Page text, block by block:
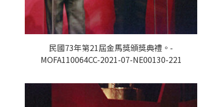
民國73年第21屆金馬獎頒獎典禮。-
MOFA110064CC-2021-07-NE00130-221